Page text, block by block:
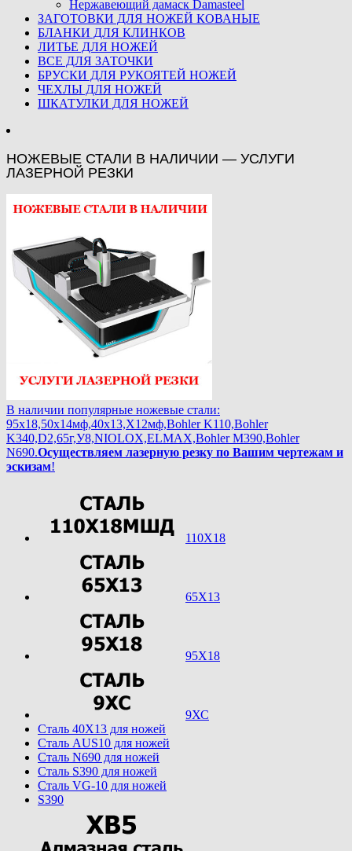
Нержавеющий дамаск Damasteel
ЗАГОТОВКИ ДЛЯ НОЖЕЙ КОВАНЫЕ
БЛАНКИ ДЛЯ КЛИНКОВ
ЛИТЬЕ ДЛЯ НОЖЕЙ
ВСЕ ДЛЯ ЗАТОЧКИ
БРУСКИ ДЛЯ РУКОЯТЕЙ НОЖЕЙ
ЧЕХЛЫ ДЛЯ НОЖЕЙ
ШКАТУЛКИ ДЛЯ НОЖЕЙ
НОЖЕВЫЕ СТАЛИ В НАЛИЧИИ — УСЛУГИ
ЛАЗЕРНОЙ РЕЗКИ
В наличии популярные ножевые стали:
95х18,50х14мф,40х13,Х12мф,Bohler K110,Bohler
K340,D2,65г,У8,NIOLOX,ELMAX,Bohler М390,Bohler
N690.Осуществляем лазерную резку по Вашим чертежам и
эскизам!
110Х18
65Х13
95Х18
9ХС
Cталь 40Х13 для ножей
Cталь AUS10 для ножей
Cталь N690 для ножей
Cталь S390 для ножей
Cталь VG-10 для ножей
S390